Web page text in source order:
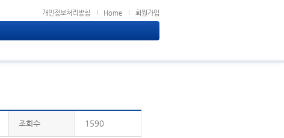
개인정보처리방침 Home 회원가입
조회수 1590